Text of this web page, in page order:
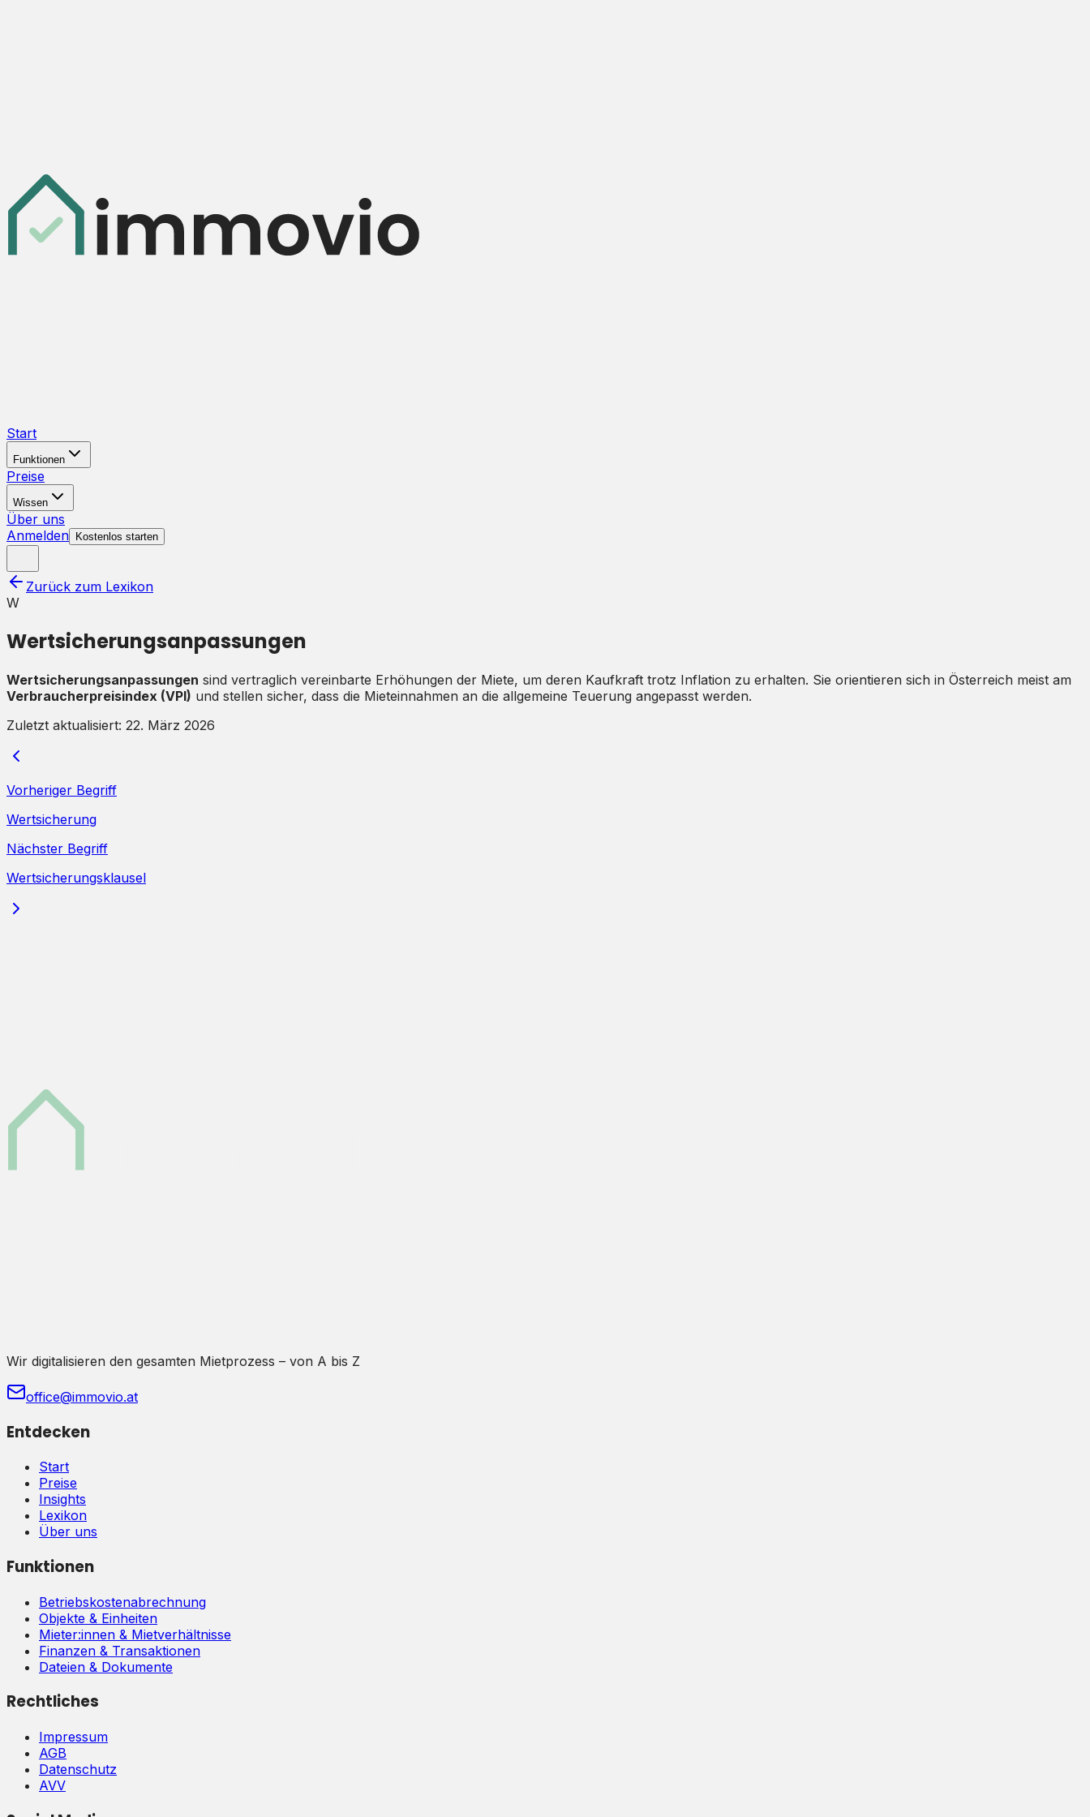
Start
Funktionen
Preise
Wissen
Über uns
Anmelden
Kostenlos starten
Zurück zum Lexikon
W
Wertsicherungsanpassungen
Wertsicherungsanpassungen sind vertraglich vereinbarte Erhöhungen der Miete, um deren Kaufkraft trotz Inflation zu erhalten. Sie orientieren sich in Österreich meist am
Verbraucherpreisindex (VPI) und stellen sicher, dass die Mieteinnahmen an die allgemeine Teuerung angepasst werden.
Zuletzt aktualisiert: 22. März 2026
Vorheriger Begriff
Wertsicherung
Nächster Begriff
Wertsicherungsklausel
Wir digitalisieren den gesamten Mietprozess – von A bis Z
office@immovio.at
Entdecken
Start
Preise
Insights
Lexikon
Über uns
Funktionen
Betriebskostenabrechnung
Objekte & Einheiten
Mieter:innen & Mietverhältnisse
Finanzen & Transaktionen
Dateien & Dokumente
Rechtliches
Impressum
AGB
Datenschutz
AVV